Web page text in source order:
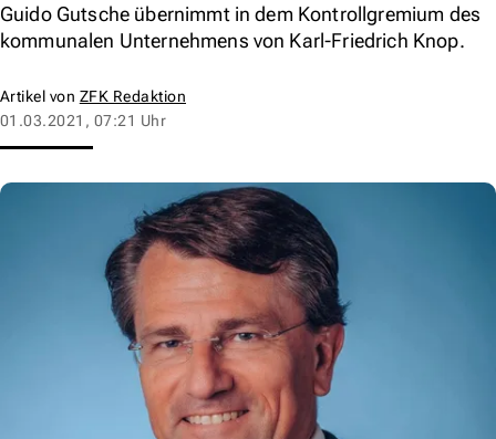
Guido Gutsche übernimmt in dem Kontrollgremium des
kommunalen Unternehmens von Karl-Friedrich Knop.
Artikel von ZFK Redaktion
01.03.2021, 07:21 Uhr